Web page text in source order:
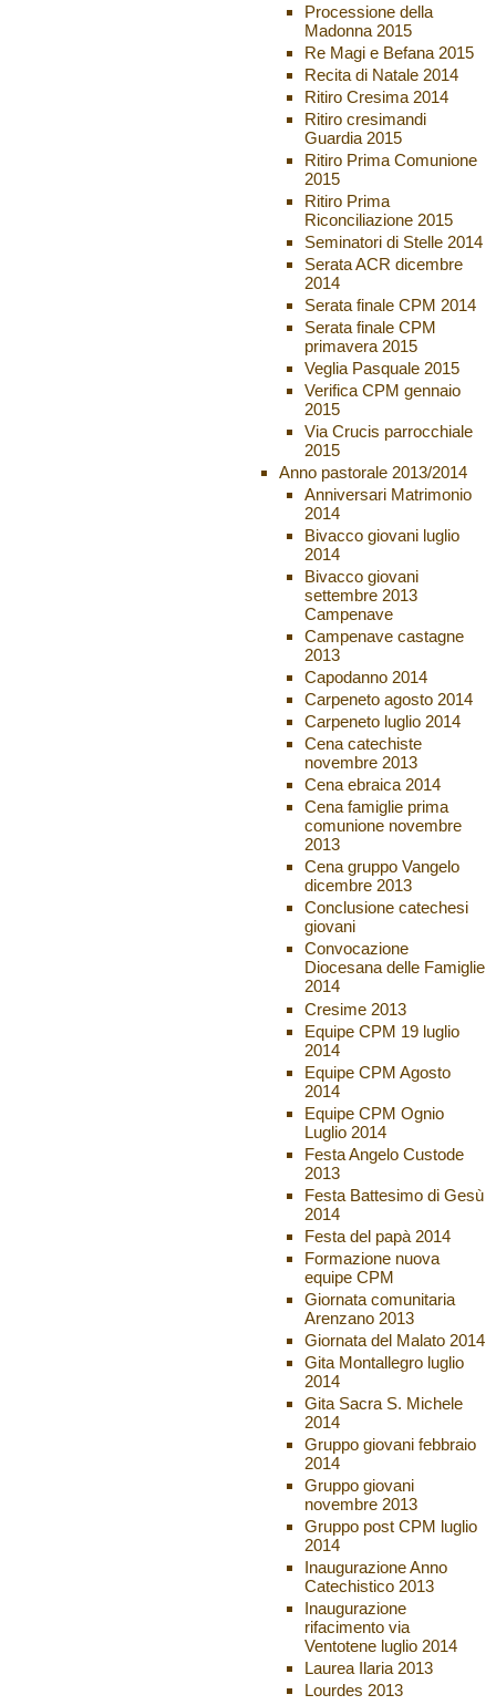
Processione della
Madonna 2015
Re Magi e Befana 2015
Recita di Natale 2014
Ritiro Cresima 2014
Ritiro cresimandi
Guardia 2015
Ritiro Prima Comunione
2015
Ritiro Prima
Riconciliazione 2015
Seminatori di Stelle 2014
Serata ACR dicembre
2014
Serata finale CPM 2014
Serata finale CPM
primavera 2015
Veglia Pasquale 2015
Verifica CPM gennaio
2015
Via Crucis parrocchiale
2015
Anno pastorale 2013/2014
Anniversari Matrimonio
2014
Bivacco giovani luglio
2014
Bivacco giovani
settembre 2013
Campenave
Campenave castagne
2013
Capodanno 2014
Carpeneto agosto 2014
Carpeneto luglio 2014
Cena catechiste
novembre 2013
Cena ebraica 2014
Cena famiglie prima
comunione novembre
2013
Cena gruppo Vangelo
dicembre 2013
Conclusione catechesi
giovani
Convocazione
Diocesana delle Famiglie
2014
Cresime 2013
Equipe CPM 19 luglio
2014
Equipe CPM Agosto
2014
Equipe CPM Ognio
Luglio 2014
Festa Angelo Custode
2013
Festa Battesimo di Gesù
2014
Festa del papà 2014
Formazione nuova
equipe CPM
Giornata comunitaria
Arenzano 2013
Giornata del Malato 2014
Gita Montallegro luglio
2014
Gita Sacra S. Michele
2014
Gruppo giovani febbraio
2014
Gruppo giovani
novembre 2013
Gruppo post CPM luglio
2014
Inaugurazione Anno
Catechistico 2013
Inaugurazione
rifacimento via
Ventotene luglio 2014
Laurea Ilaria 2013
Lourdes 2013